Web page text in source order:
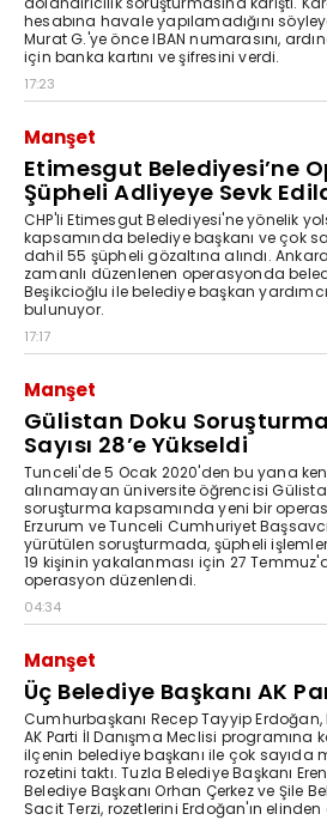
hesabına havale yapılamadığını
Murat G.'ye önce IBAN numarasını,
için banka kartını ve şifresini verdi.
17:23
Manşet
Etimesgut Belediyesi’ne
Şüpheli Adliyeye Sevk
CHP'li Etimesgut Belediyesi'ne yönelik
kapsamında belediye başkanı ve çok
dahil 55 şüpheli gözaltına alındı.
zamanlı düzenlenen operasyonda
Beşikcioğlu ile belediye başkan
bulunuyor.
17:17
Manşet
Gülistan Doku
Sayısı 28’e Yükseldi
Tunceli'de 5 Ocak 2020'den bu yana
alınamayan üniversite öğrencisi
soruşturma kapsamında yeni bir
Erzurum ve Tunceli Cumhuriyet
yürütülen soruşturmada, şüpheli
19 kişinin yakalanması için 27
operasyon düzenlendi.
04:34
Manşet
Üç Belediye Başkanı AK
Cumhurbaşkanı Recep Tayyip
AK Parti İl Danışma Meclisi programına
ilçenin belediye başkanı ile çok sayıda
rozetini taktı. Tuzla Belediye Başkanı
Belediye Başkanı Orhan Çerkez ve Şile
Sacit Terzi, rozetlerini Erdoğan'ın elinden